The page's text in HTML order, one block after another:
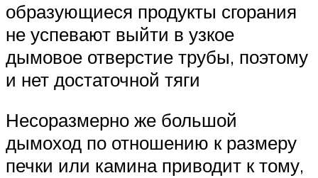
образующиеся продукты сгорания
не успевают выйти в узкое
дымовое отверстие трубы, поэтому
и нет достаточной тяги
Несоразмерно же большой
дымоход по отношению к размеру
печки или камина приводит к тому,